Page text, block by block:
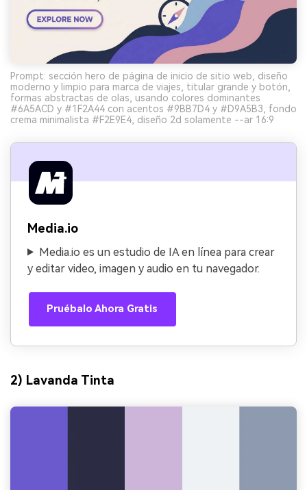
Prompt: sección hero de página de inicio de sitio web, diseño
moderno y limpio para marca de viajes, titular grande y botón,
formas abstractas de olas, usando colores dominantes
#6A5ACD y #1F2A44 con acentos #9BB7D4 y #D9A5B3, fondo
crema minimalista #F2E9E4, diseño 2d solamente --ar 16:9
Media.io
Media.io es un estudio de IA en línea para crear
y editar video, imagen y audio en tu navegador.
Pruébalo Ahora Gratis
2) Lavanda Tinta